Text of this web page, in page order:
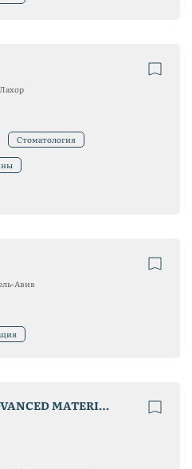
Стоматология
Авив
SHANGHAI TAIKANG ADVANCED MATERIAL LIMITED